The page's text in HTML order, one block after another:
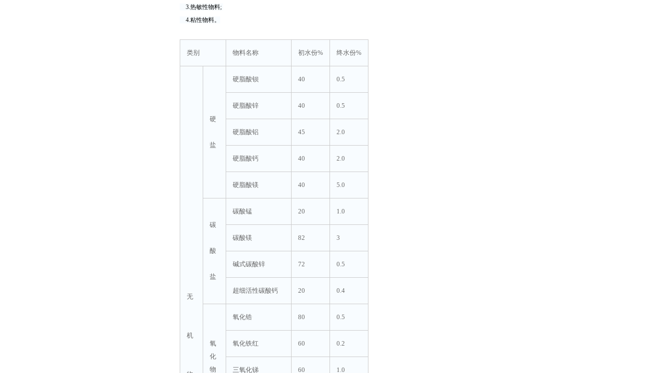
3.热敏性物料;
4.粘性物料。
类别 物料名称 初水份% 终水份%
无
机
硬
盐
硬脂酸钡 40 0.5
硬脂酸锌 40 0.5
硬脂酸铝 45 2.0
硬脂酸钙 40 2.0
硬脂酸镁 40 5.0
碳
酸
盐
碳酸锰 20 1.0
碳酸镁 82 3
碱式碳酸锌 72 0.5
超细活性碳酸钙 20 0.4
氧
化
物
氧化锆 80 0.5
氧化铁红 60 0.2
三氧化锑 60 1.0